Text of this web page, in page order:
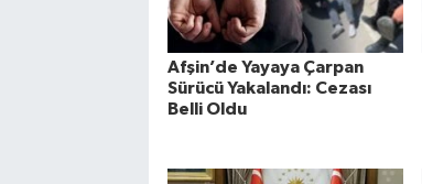
Afşin’de Yayaya Çarpan
Sürücü Yakalandı: Cezası
Belli Oldu